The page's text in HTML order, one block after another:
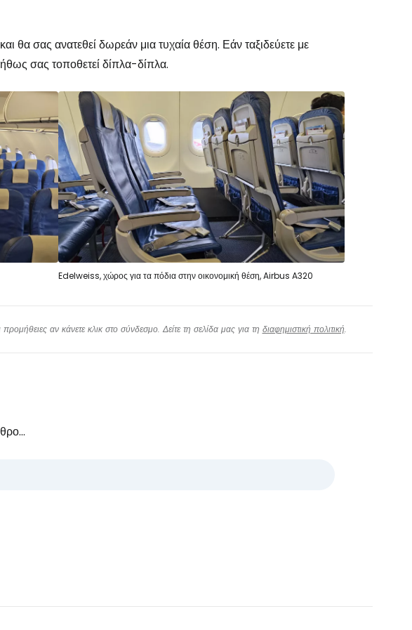
θα σας ανατεθεί δωρεάν μια τυχαία θέση. Εάν ταξιδεύετε με
σας τοποθετεί δίπλα-δίπλα.
Edelweiss, χώρος για τα πόδια στην οικονομική θέση, Airbus A320
αν κάνετε κλικ στο σύνδεσμο. Δείτε τη σελίδα μας για τη διαφημιστική πολιτική.